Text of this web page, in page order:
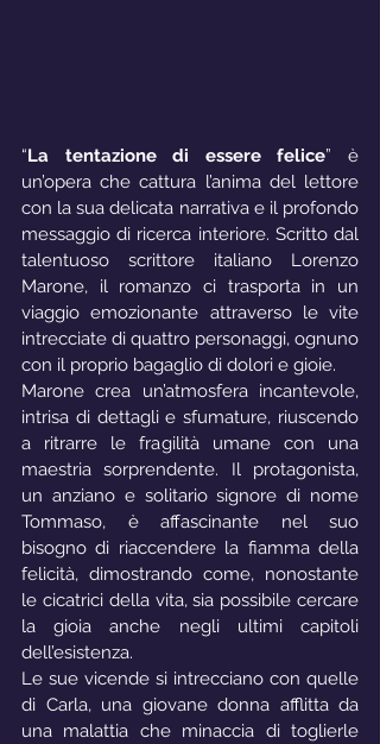
“La tentazione di essere felice” è
un’opera che cattura l’anima del lettore
con la sua delicata narrativa e il profondo
messaggio di ricerca interiore. Scritto dal
talentuoso scrittore italiano Lorenzo
Marone, il romanzo ci trasporta in un
viaggio emozionante attraverso le vite
intrecciate di quattro personaggi, ognuno
con il proprio bagaglio di dolori e gioie.
Marone crea un’atmosfera incantevole,
intrisa di dettagli e sfumature, riuscendo
a ritrarre le fragilità umane con una
maestria sorprendente. Il protagonista,
un anziano e solitario signore di nome
Tommaso, è affascinante nel suo
bisogno di riaccendere la fiamma della
felicità, dimostrando come, nonostante
le cicatrici della vita, sia possibile cercare
la gioia anche negli ultimi capitoli
dell’esistenza.
Le sue vicende si intrecciano con quelle
di Carla, una giovane donna afflitta da
una malattia che minaccia di toglierle